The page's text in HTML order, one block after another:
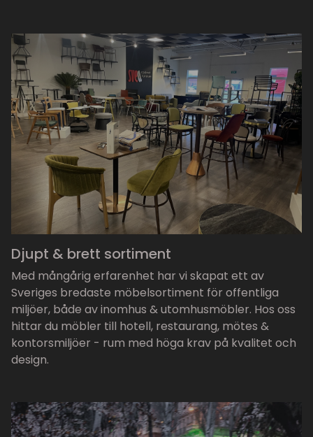
Djupt & brett sortiment
Med mångårig erfarenhet har vi skapat ett av
Sveriges bredaste möbelsortiment för offentliga
miljöer, både av inomhus & utomhusmöbler. Hos oss
hittar du möbler till hotell, restaurang, mötes &
kontorsmiljöer - rum med höga krav på kvalitet och
design.